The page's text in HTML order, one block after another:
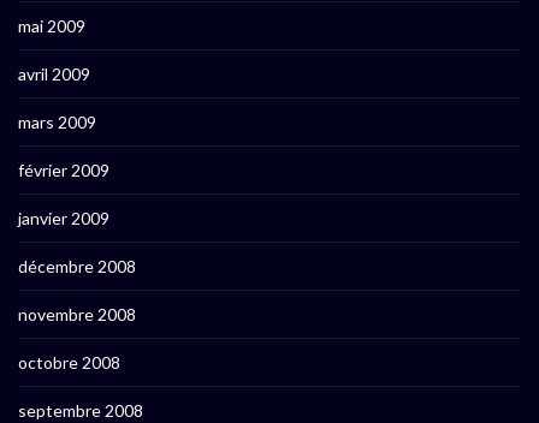
mai 2009
avril 2009
mars 2009
février 2009
janvier 2009
décembre 2008
novembre 2008
octobre 2008
septembre 2008